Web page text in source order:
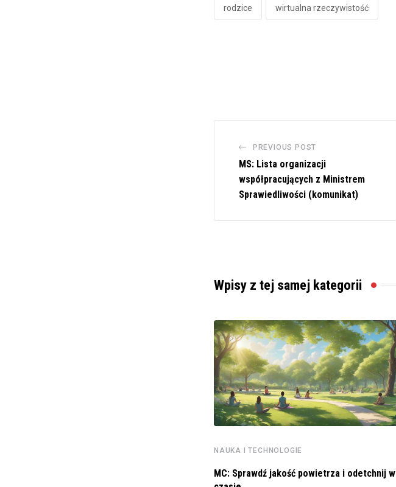
rodzice wirtualna rzeczywistość
PREVIOUS POST
MS: Lista organizacji
współpracujących z Ministrem
Sprawiedliwości (komunikat)
Wpisy z tej samej kategorii
NAUKA I TECHNOLOGIE
MC: Sprawdź jakość powietrza i odetchnij w